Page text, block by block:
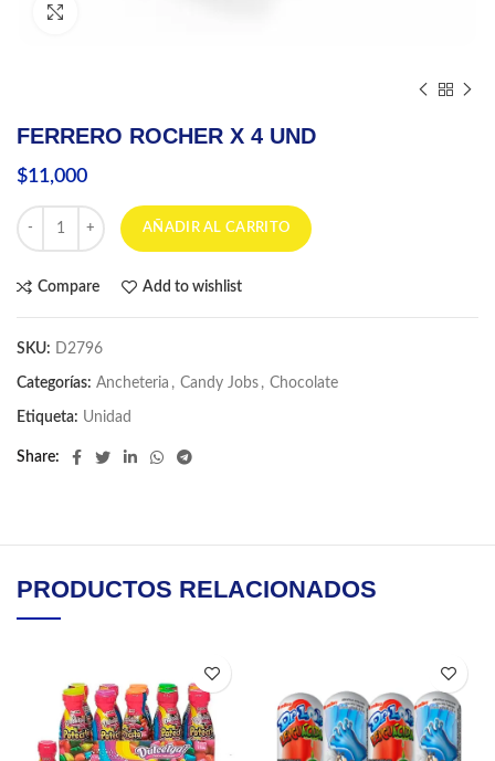
FERRERO ROCHER X 4 UND
$11,000
FERRERO ROCHER X 4 UND cantidad
AÑADIR AL CARRITO
Compare Add to wishlist
SKU: D2796
Categorías: Ancheteria , Candy Jobs , Chocolate
Etiqueta: Unidad
Share
PRODUCTOS RELACIONADOS